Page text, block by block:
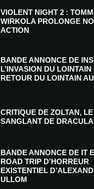
VIOLENT NIGHT 2 :
WIRKOLA PROLONGE
ACTION
BANDE ANNONCE DE
L’INVASION DU LOINTAIN
RETOUR DU LOINTAIN
CRITIQUE DE ZOLTAN,
SANGLANT DE DRACULA
BANDE ANNONCE DE IT
ROAD TRIP D’HORREUR
EXISTENTIEL
ULLOM